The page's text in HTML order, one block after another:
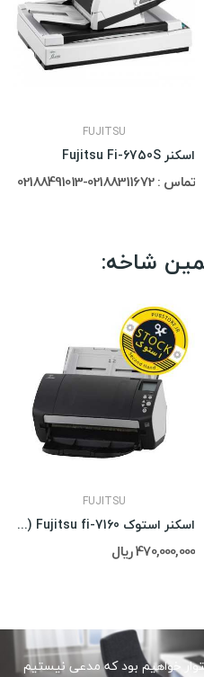
FUJITSU
اسکنر Fujitsu Fi-6750S
تماس : 02188311672-02188491013
FUJITSU
اسکنر استوک Fujitsu fi-7160 (در حد)
470,000,000 ریال
خواهیم بود که مدعی نیستیم